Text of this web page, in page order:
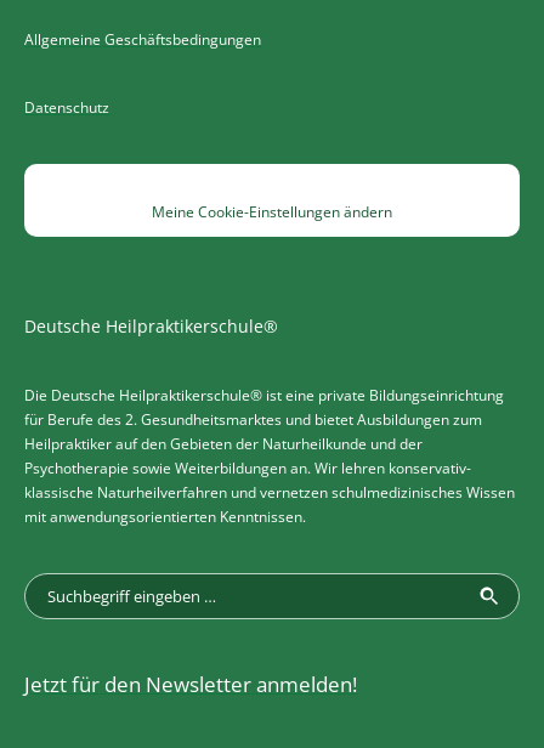
Allgemeine Geschäftsbedingungen
Datenschutz
Meine Cookie-Einstellungen ändern
Deutsche Heilpraktikerschule®
Die Deutsche Heilpraktikerschule® ist eine private Bildungseinrichtung
für Berufe des 2. Gesundheitsmarktes und bietet Ausbildungen zum
Heilpraktiker auf den Gebieten der Naturheilkunde und der
Psychotherapie sowie Weiterbildungen an. Wir lehren konservativ-
klassische Naturheilverfahren und vernetzen schulmedizinisches Wissen
mit anwendungsorientierten Kenntnissen.
Jetzt für den Newsletter anmelden!